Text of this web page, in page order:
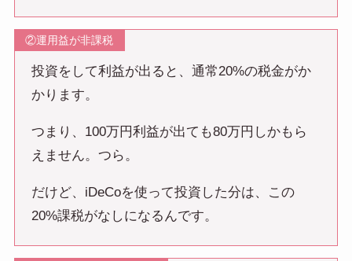
②運用益が非課税
投資をして利益が出ると、通常20%の税金がか
かります。
つまり、100万円利益が出ても80万円しかもら
えません。つら。
だけど、iDeCoを使って投資した分は、この
20%課税がなしになるんです。